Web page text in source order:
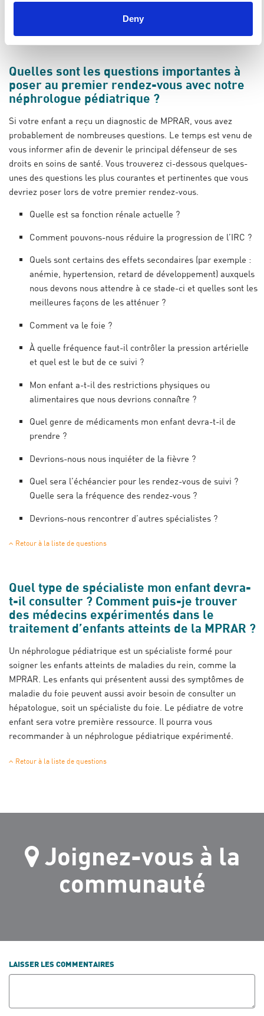
Deny
Quelles sont les questions importantes à
poser au premier rendez-vous avec notre
néphrologue pédiatrique ?
Si votre enfant a reçu un diagnostic de MPRAR, vous avez
probablement de nombreuses questions. Le temps est venu de
vous informer afin de devenir le principal défenseur de ses
droits en soins de santé. Vous trouverez ci-dessous quelques-
unes des questions les plus courantes et pertinentes que vous
devriez poser lors de votre premier rendez-vous.
Quelle est sa fonction rénale actuelle ?
Comment pouvons-nous réduire la progression de l’IRC ?
Quels sont certains des effets secondaires (par exemple :
anémie, hypertension, retard de développement) auxquels
nous devons nous attendre à ce stade-ci et quelles sont les
meilleures façons de les atténuer ?
Comment va le foie ?
À quelle fréquence faut-il contrôler la pression artérielle
et quel est le but de ce suivi ?
Mon enfant a-t-il des restrictions physiques ou
alimentaires que nous devrions connaître ?
Quel genre de médicaments mon enfant devra-t-il de
prendre ?
Devrions-nous nous inquiéter de la fièvre ?
Quel sera l’échéancier pour les rendez-vous de suivi ?
Quelle sera la fréquence des rendez-vous ?
Devrions-nous rencontrer d’autres spécialistes ?
Retour à la liste de questions
Quel type de spécialiste mon enfant devra-
t-il consulter ? Comment puis-je trouver
des médecins expérimentés dans le
traitement d’enfants atteints de la MPRAR ?
Un néphrologue pédiatrique est un spécialiste formé pour
soigner les enfants atteints de maladies du rein, comme la
MPRAR. Les enfants qui présentent aussi des symptômes de
maladie du foie peuvent aussi avoir besoin de consulter un
hépatologue, soit un spécialiste du foie. Le pédiatre de votre
enfant sera votre première ressource. Il pourra vous
recommander à un néphrologue pédiatrique expérimenté.
Retour à la liste de questions
Joignez-vous à la
communauté
LAISSER LES COMMENTAIRES